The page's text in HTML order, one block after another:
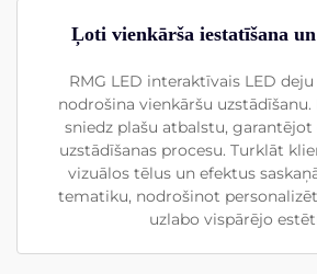
Ļoti vienkārša iestatīšana
RMG LED interaktīvais LED
nodrošina vienkāršu
sniedz plašu atbalstu,
uzstādīšanas procesu. Turklāt
vizuālos tēlus un efektus
tematiku, nodrošinot
uzlabo vispārējo